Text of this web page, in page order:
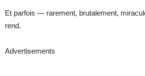
Et parfois — rarement, brutalement,
rend.
Advertisements